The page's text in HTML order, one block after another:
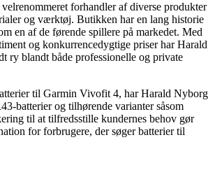
forhandler af diverse produkter
og værktøj. Butikken har en lang historie
en af de førende spillere på markedet. Med
og konkurrencedygtige priser har Harald
ry blandt både professionelle og private
til Garmin Vivofit 4, har Harald Nyborg
batterier og tilhørende varianter såsom
til at tilfredsstille kundernes behov gør
for forbrugere, der søger batterier til